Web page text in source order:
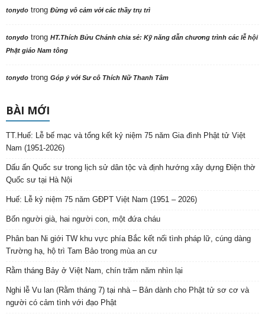
tonydo trong Đừng vô cảm với các thầy trụ trì
tonydo trong HT.Thích Bửu Chánh chia sẻ: Kỹ năng dẫn chương trình các lễ hội
Phật giáo Nam tông
tonydo trong Góp ý với Sư cô Thích Nữ Thanh Tâm
BÀI MỚI
TT.Huế: Lễ bế mạc và tổng kết kỷ niệm 75 năm Gia đình Phật tử Việt
Nam (1951-2026)
Dấu ấn Quốc sư trong lịch sử dân tộc và định hướng xây dựng Điện thờ
Quốc sư tại Hà Nội
Huế: Lễ kỷ niệm 75 năm GĐPT Việt Nam (1951 – 2026)
Bốn người già, hai người con, một đứa cháu
Phân ban Ni giới TW khu vực phía Bắc kết nối tình pháp lữ, cúng dàng
Trường hạ, hộ trì Tam Bảo trong mùa an cư
Rằm tháng Bảy ở Việt Nam, chín trăm năm nhìn lại
Nghi lễ Vu lan (Rằm tháng 7) tại nhà – Bản dành cho Phật tử sơ cơ và
người có cảm tình với đạo Phật